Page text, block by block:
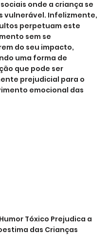
onde a criança se
vulnerável. Infelizmente,
perpetuam este
sem se
do seu impacto,
uma forma de
que pode ser
prejudicial para o
emocional das
Tóxico Prejudica a
das Crianças